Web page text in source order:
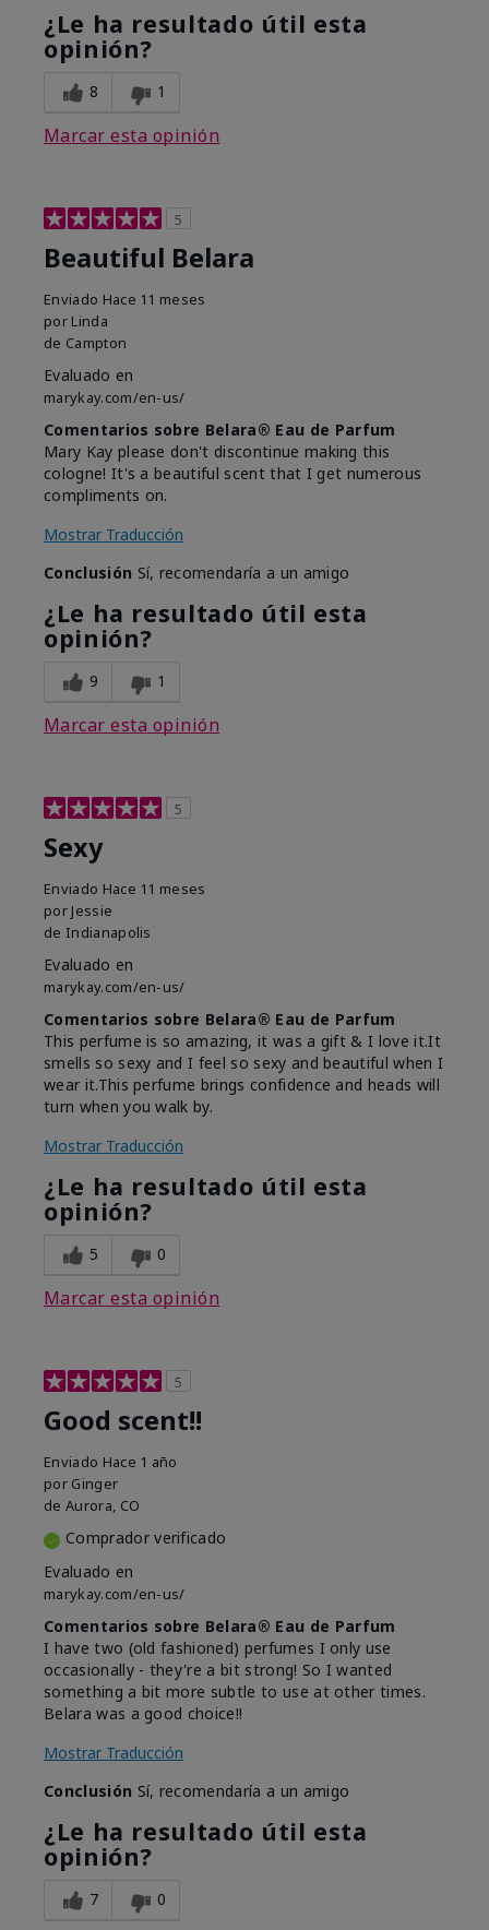
¿Le ha resultado útil esta
opinión?
8 1
Marcar esta opinión
5
Beautiful Belara
Enviado Hace 11 meses
por Linda
de Campton
Evaluado en
marykay.com/en-us/
Comentarios sobre Belara® Eau de Parfum
Mary Kay please don't discontinue making this
cologne! It's a beautiful scent that I get numerous
compliments on.
Mostrar Traducción
Conclusión Sí, recomendaría a un amigo
¿Le ha resultado útil esta
opinión?
9 1
Marcar esta opinión
5
Sexy
Enviado Hace 11 meses
por Jessie
de Indianapolis
Evaluado en
marykay.com/en-us/
Comentarios sobre Belara® Eau de Parfum
This perfume is so amazing, it was a gift & I love it.It
smells so sexy and I feel so sexy and beautiful when I
wear it.This perfume brings confidence and heads will
turn when you walk by.
Mostrar Traducción
¿Le ha resultado útil esta
opinión?
5 0
Marcar esta opinión
5
Good scent!!
Enviado Hace 1 año
por Ginger
de Aurora, CO
Comprador verificado
Evaluado en
marykay.com/en-us/
Comentarios sobre Belara® Eau de Parfum
I have two (old fashioned) perfumes I only use
occasionally - they're a bit strong! So I wanted
something a bit more subtle to use at other times.
Belara was a good choice!!
Mostrar Traducción
Conclusión Sí, recomendaría a un amigo
¿Le ha resultado útil esta
opinión?
7 0